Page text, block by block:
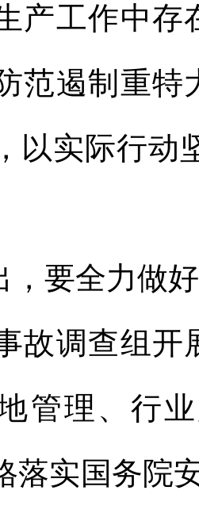
产工作中
范遏制重特
以实际行动
，要全力做
故调查组开
管理、行
落实国务院